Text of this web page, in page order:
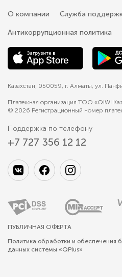
О компании Служба
Антикоррупционная политика
Казахстан, 050059, г. Алматы, ул.
Платежная организация ТОО «QIWI
© 2026 Регистрационный номер
Поддержка по телефону
+7 727 356 12 12
ПУБЛИЧНАЯ ОФЕРТА
Политика обработки и обеспечения
данных системы «QPlus»